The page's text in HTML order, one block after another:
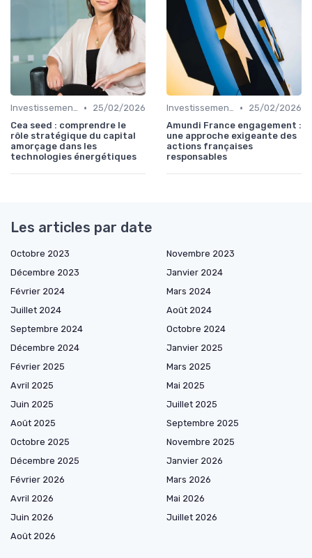
Investissements Écologiques et Durables •
25/02/2026
Cea seed : comprendre le
rôle stratégique du capital
amorçage dans les
technologies énergétiques
Investissements Écologiques et Durables •
25/02/2026
Amundi France engagement :
une approche exigeante des
actions françaises
responsables
Les articles par date
Octobre 2023
Novembre 2023
Décembre 2023
Janvier 2024
Février 2024
Mars 2024
Juillet 2024
Août 2024
Septembre 2024
Octobre 2024
Décembre 2024
Janvier 2025
Février 2025
Mars 2025
Avril 2025
Mai 2025
Juin 2025
Juillet 2025
Août 2025
Septembre 2025
Octobre 2025
Novembre 2025
Décembre 2025
Janvier 2026
Février 2026
Mars 2026
Avril 2026
Mai 2026
Juin 2026
Juillet 2026
Août 2026